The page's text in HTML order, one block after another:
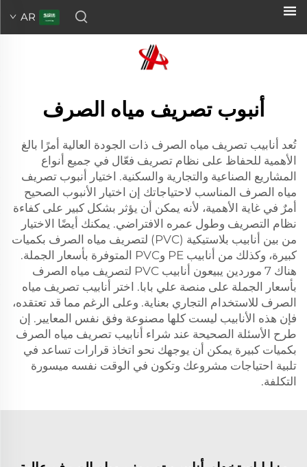
AR
أنبوب تصريف مياه الصرف
تُعد أنابيب تصريف مياه الصرف ذات الجودة العالية أمرًا بالغ
الأهمية للحفاظ على نظام تصريف فعّال في جميع أنواع
المشاريع الصناعية والتجارية والسكنية. اختيار أنبوب تصريف
مياه الصرف المناسب لاحتياجاتك إن اختيار الأنبوب الصحيح
أمرٌ في غاية الأهمية، لأنه يمكن أن يؤثر بشكل كبير على كفاءة
نظام التصريف وطول عمره الافتراضي. يمكنك أيضًا الاختيار
من بين أنابيب بلاستيكية (PVC) لتصريف مياه الصرف بكميات
كبيرة، وكذلك من أنابيب PE وPVC المتوفرة بأسعار الجملة.
هناك 7 موردين يبيعون أنابيب PVC لتصريف مياه الصرف
بأسعار الجملة على منصة علي بابا. اختر أنابيب تصريف مياه
الصرف للاستخدام التجاري بعناية. وعلى الرغم مما قد تعتقده،
فإن هذه الأنابيب ليست كلها مصنوعة وفق نفس المعايير. إن
طرح الأسئلة الصحيحة عند شراء أنابيب تصريف مياه الصرف
بكميات كبيرة يمكن أن يوجهك نحو اتخاذ قرارات تساعد في
تلبية احتياجات مشروعك وتكون في الوقت نفسه ميسورة
التكلفة.